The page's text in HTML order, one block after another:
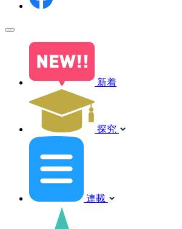
新着
探究
連載